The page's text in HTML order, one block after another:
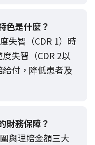
色是什麼？
失智（CDR 1）時
失智（CDR 2以
給付，降低患者及
財務保障？
與理賠金額三大